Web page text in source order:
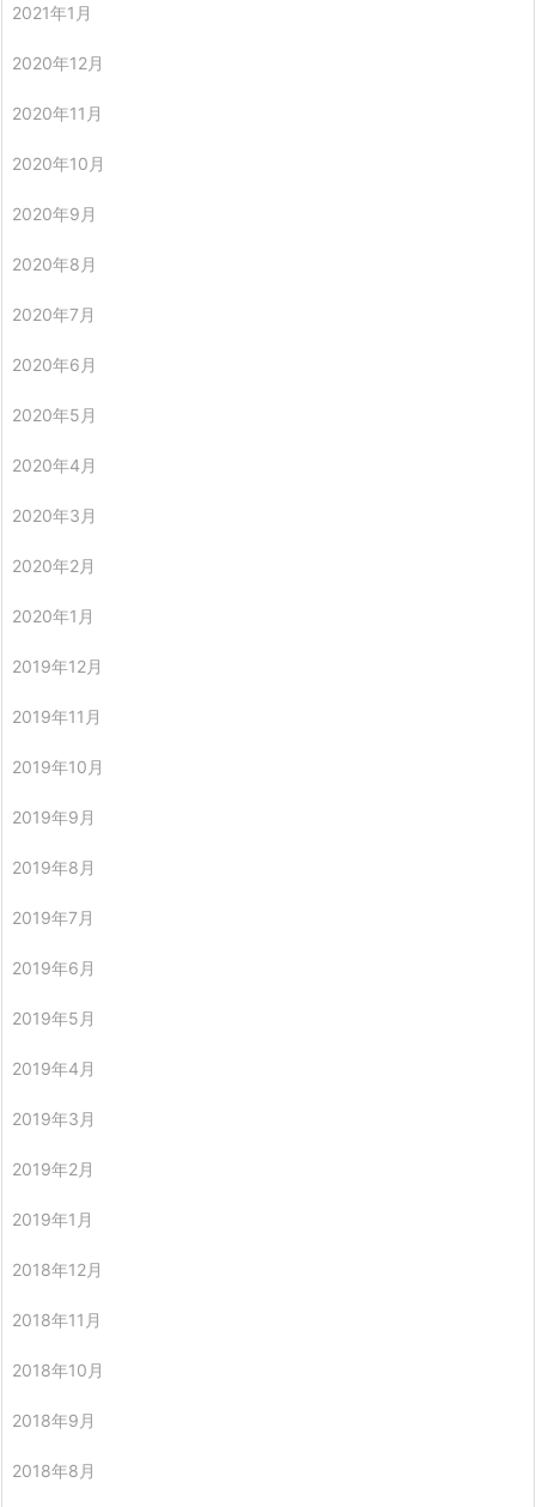
2021年1月
2020年12月
2020年11月
2020年10月
2020年9月
2020年8月
2020年7月
2020年6月
2020年5月
2020年4月
2020年3月
2020年2月
2020年1月
2019年12月
2019年11月
2019年10月
2019年9月
2019年8月
2019年7月
2019年6月
2019年5月
2019年4月
2019年3月
2019年2月
2019年1月
2018年12月
2018年11月
2018年10月
2018年9月
2018年8月